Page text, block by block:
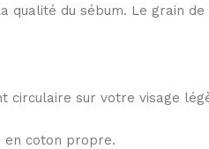
qualité du sébum. Le grain
circulaire sur votre visage
en coton propre.